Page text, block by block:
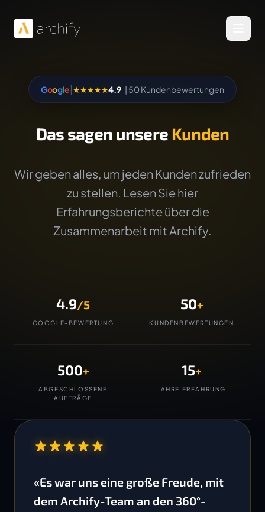
Google|★★★★★4.9 | 50 Kundenbewertungen
Das sagen unsere Kunden
Wir geben alles, um jeden Kunden zufrieden
zu stellen. Lesen Sie hier
Erfahrungsberichte über die
Zusammenarbeit mit Archify.
4.9/5
GOOGLE-BEWERTUNG
50+
KUNDENBEWERTUNGEN
500+
ABGESCHLOSSENE
AUFTRÄGE
15+
JAHRE ERFAHRUNG
«Es war uns eine große Freude, mit
dem Archify-Team an den 360°-